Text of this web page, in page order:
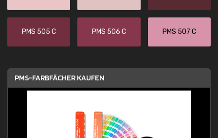
PMS 505 C PMS 506 C PMS 507 C
PMS-FARBFÄCHER KAUFEN